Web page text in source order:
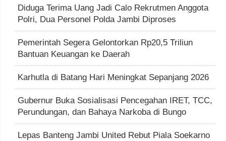
Diduga Terima Uang Jadi Calo Rekrutmen Anggota
Polri, Dua Personel Polda Jambi Diproses
Pemerintah Segera Gelontorkan Rp20,5 Triliun
Bantuan Keuangan ke Daerah
Karhutla di Batang Hari Meningkat Sepanjang 2026
Gubernur Buka Sosialisasi Pencegahan IRET, TCC,
Perundungan, dan Bahaya Narkoba di Bungo
Lepas Banteng Jambi United Rebut Piala Soekarno